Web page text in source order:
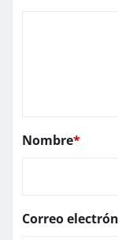
Nombre*
Correo